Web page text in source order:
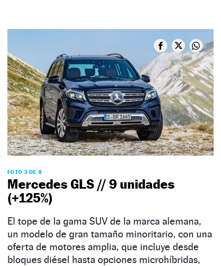
FOTO 3 DE 8
Mercedes GLS // 9 unidades
(+125%)
El tope de la gama SUV de la marca alemana,
un modelo de gran tamaño minoritario, con una
oferta de motores amplia, que incluye desde
bloques diésel hasta opciones microhíbridas,